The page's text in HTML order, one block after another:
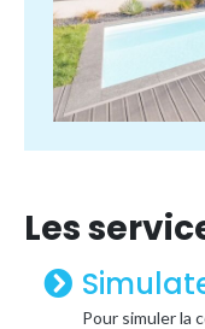
Les
Pour simuler la